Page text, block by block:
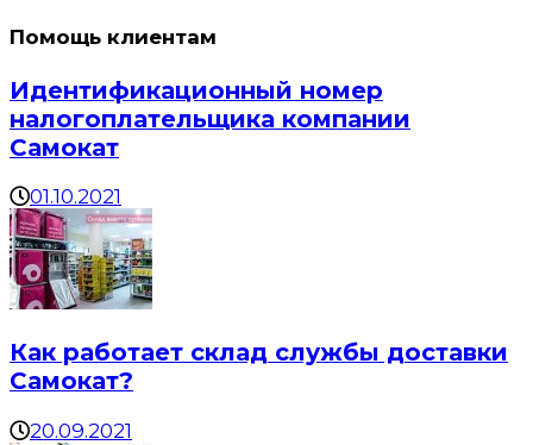
Помощь клиентам
Идентификационный номер
налогоплательщика компании
Самокат
01.10.2021
Как работает склад службы доставки
Самокат?
20.09.2021